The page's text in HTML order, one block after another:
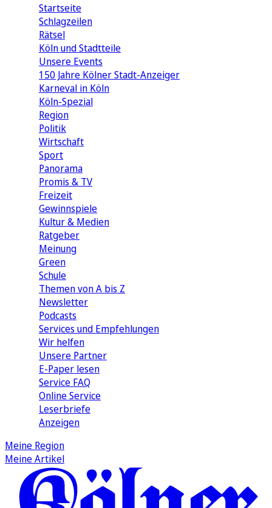
Startseite
Schlagzeilen
Rätsel
Köln und Stadtteile
Unsere Events
150 Jahre Kölner Stadt-Anzeiger
Karneval in Köln
Köln-Spezial
Region
Politik
Wirtschaft
Sport
Panorama
Promis & TV
Freizeit
Gewinnspiele
Kultur & Medien
Ratgeber
Meinung
Green
Schule
Themen von A bis Z
Newsletter
Podcasts
Services und Empfehlungen
Wir helfen
Unsere Partner
E-Paper lesen
Service FAQ
Online Service
Leserbriefe
Anzeigen
Meine Region
Meine Artikel